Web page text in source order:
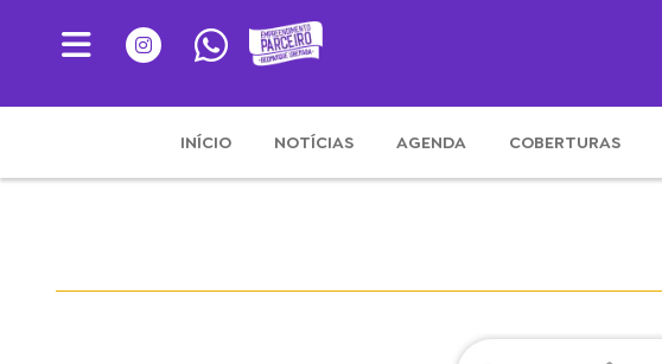
INÍCIO NOTÍCIAS AGENDA COBERTURAS